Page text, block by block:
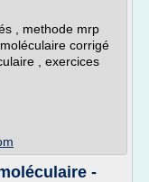
, methode mrp
corrigé
, exercices
-